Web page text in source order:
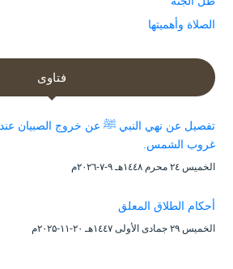
الصلاة وأهميتها
فتاوى
تفصيل عن نهي النبي ﷺ عن خروج الصبيان عند
غروب الشمس.
الخميس ۲٤ محرم ۱٤٤۸هـ ۹-۷-۲۰۲٦م
أحكام الطلاق المعلق
الخميس ۲۹ جمادى الأولى ۱٤٤۷هـ ۲۰-۱۱-۲۰۲۵م